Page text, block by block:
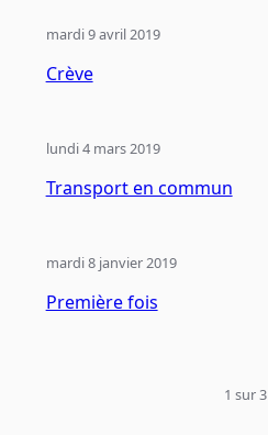
Crève
mardi 9 avril 2019
Transport en commun
lundi 4 mars 2019
Première fois
mardi 8 janvier 2019
1 sur 3